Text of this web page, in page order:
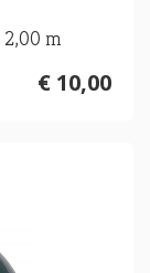
2,00 m
€ 10,00